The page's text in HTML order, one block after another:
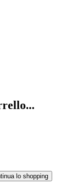
lo shopping